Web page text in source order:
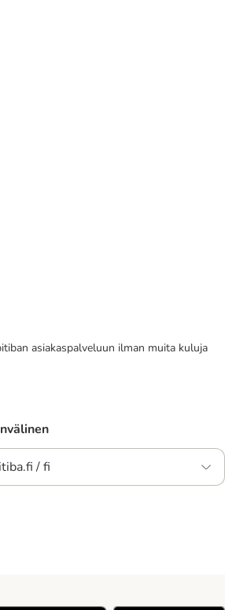
asiakaspalveluun ilman muita kuluja
/ fi